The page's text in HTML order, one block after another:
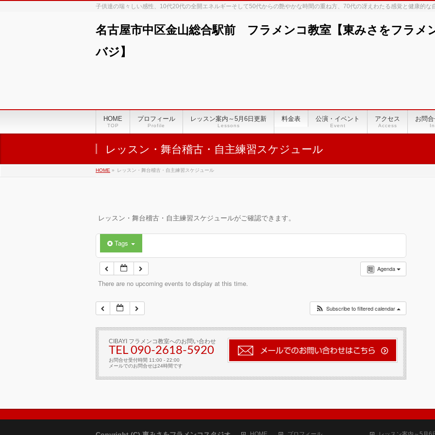
子供達の瑞々しい感性、10代20代の全開エネルギーそして50代からの艶やかな時間の重ね方、70代の冴えわたる感覚と健康的な
名古屋市中区金山総合駅前 フラメンコ教室【東みさをフラメ
バジ】
HOME
TOP
プロフィール
Profile
レッスン案内～5月6日更新
Lessons
料金表 公演・イベント
Event
アクセス
Access
お問
レッスン・舞台稽古・自主練習スケジュール
HOME » レッスン・舞台稽古・自主練習スケジュール
レッスン・舞台稽古・自主練習スケジュールがご確認できます。
Tags
Agenda
There are no upcoming events to display at this time.
Subscribe to filtered calendar
CIBAYI フラメンコ教室へのお問い合わせ
TEL 090-2618‐5920
お問合せ受付時間 11:00 - 22:00
メールでのお問合せは24時間です